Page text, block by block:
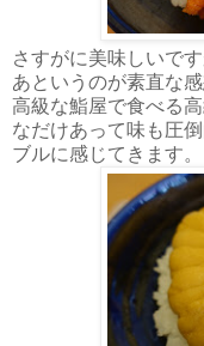
さすがに美味しいで
あというのが素直な感
高級な鮨屋で食べる
なだけあって味も圧
ブルに感じてきます。